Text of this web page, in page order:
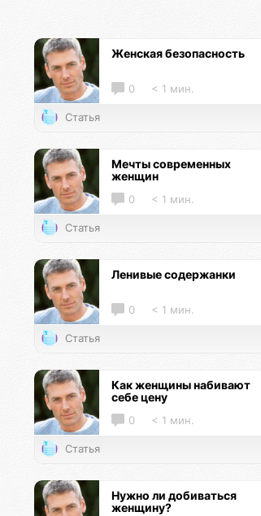
Женская безопасность
0 < 1 мин.
Статья
Мечты современных
женщин
0 < 1 мин.
Статья
Ленивые содержанки
0 < 1 мин.
Статья
Как женщины набивают
себе цену
0 < 1 мин.
Статья
Нужно ли добиваться
женщину?